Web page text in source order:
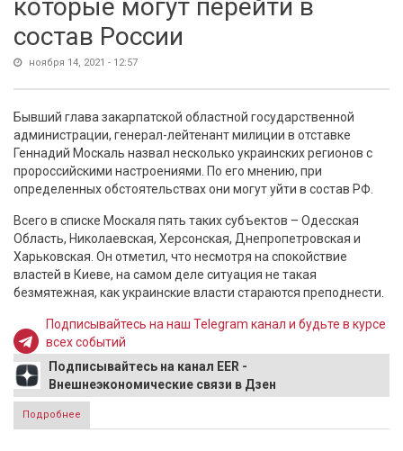
которые могут перейти в
состав России
ноября 14, 2021 - 12:57
Бывший глава закарпатской областной государственной
администрации, генерал-лейтенант милиции в отставке
Геннадий Москаль назвал несколько украинских регионов с
пророссийскими настроениями. По его мнению, при
определенных обстоятельствах они могут уйти в состав РФ.
Всего в списке Москаля пять таких субъектов – Одесская
Область, Николаевская, Херсонская, Днепропетровская и
Харьковская. Он отметил, что несмотря на спокойствие
властей в Киеве, на самом деле ситуация не такая
безмятежная, как украинские власти стараются преподнести.
Подписывайтесь на наш Telegram канал и будьте в курсе
всех событий
Подписывайтесь на канал EER -
Внешнеэкономические связи в Дзен
Подробнее
состав России